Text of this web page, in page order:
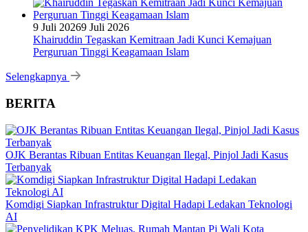
9 Juli 20269 Juli 2026
Khairuddin Tegaskan Kemitraan Jadi Kunci Kemajuan
Perguruan Tinggi Keagamaan Islam
Selengkapnya
BERITA
OJK Berantas Ribuan Entitas Keuangan Ilegal, Pinjol Jadi Kasus
Terbanyak
Komdigi Siapkan Infrastruktur Digital Hadapi Ledakan Teknologi
AI